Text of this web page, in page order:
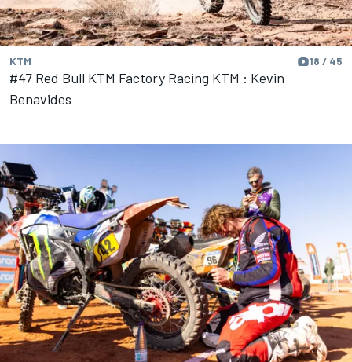
KTM 18 / 45
#47 Red Bull KTM Factory Racing KTM : Kevin
Benavides